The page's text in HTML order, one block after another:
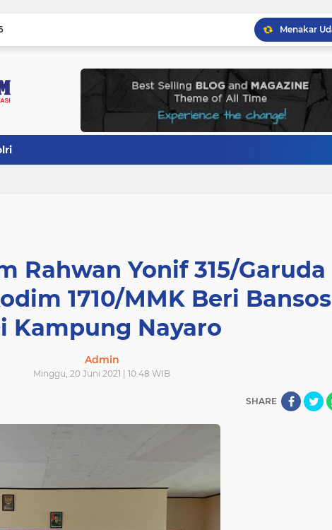
Rahwan Yonif 315/Garuda
1710/MMK Beri Bansos
Kampung Nayaro
Admin
Minggu, 20 Juni 2021 | 10.48 WIB
SHARE